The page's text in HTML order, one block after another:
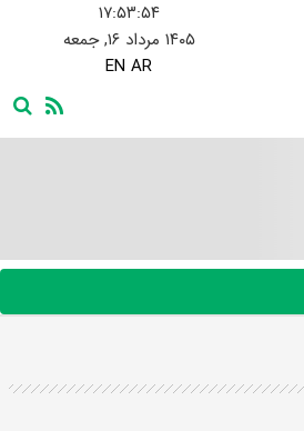
۱۷:۵۳:۵۵
۱۴۰۵ مرداد ۱۶, جمعه
EN AR